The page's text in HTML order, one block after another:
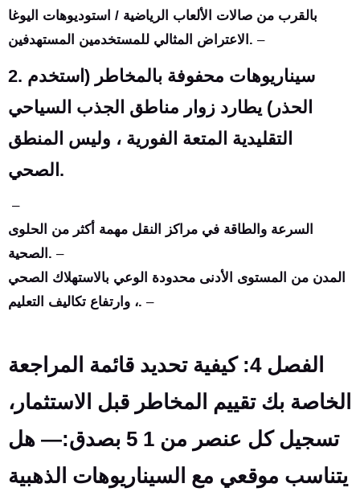
بالقرب من صالات الألعاب الرياضية / استوديوهات اليوغا
الاعتراض المثالي للمستخدمين المستهدفين. –
2. سيناريوهات محفوفة بالمخاطر (استخدم
الحذر) يطارد زوار مناطق الجذب السياحي
التقليدية المتعة الفورية ، وليس المنطق
الصحي.
–
السرعة والطاقة في مراكز النقل مهمة أكثر من الحلوى
الصحية. –
المدن من المستوى الأدنى محدودة الوعي بالاستهلاك الصحي
، وارتفاع تكاليف التعليم. –
الفصل 4: كيفية تحديد قائمة المراجعة
الخاصة بك تقييم المخاطر قبل الاستثمار،
تسجيل كل عنصر من 1 5 بصدق:— هل
يتناسب موقعي مع السيناريوهات الذهبية